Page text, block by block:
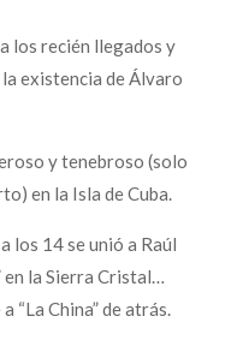
los recién llegados y
existencia de Álvaro
y tenebroso (solo
en la Isla de Cuba.
los 14 se unió a Raúl
en la Sierra Cristal…
“La China” de atrás.